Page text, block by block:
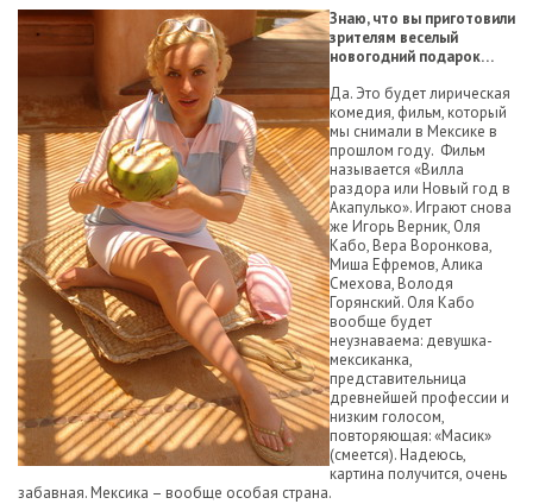
Знаю, что вы приготовили
зрителям веселый
новогодний подарок…
Да. Это будет лирическая
комедия, фильм, который
мы снимали в Мексике в
прошлом году. Фильм
называется «Вилла
раздора или Новый год в
Акапулько». Играют снова
же Игорь Верник, Оля
Кабо, Вера Воронкова,
Миша Ефремов, Алика
Смехова, Володя
Горянский. Оля Кабо
вообще будет
неузнаваема: девушка-
мексиканка,
представительница
древнейшей профессии и
низким голосом,
повторяющая: «Масик»
(смеется). Надеюсь,
картина получится, очень
забавная. Мексика – вообще особая страна.